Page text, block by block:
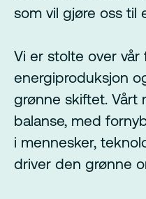
som vil gjøre oss til
Vi er stolte over vår
energiproduksjon
grønne skiftet. Vårt
balanse, med
i mennesker,
driver den grønne